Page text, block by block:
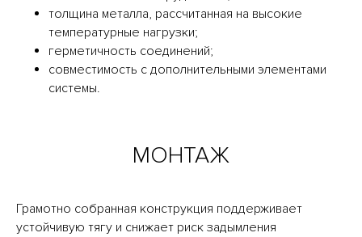
толщина металла, рассчитанная на высокие
температурные нагрузки;
герметичность соединений;
совместимость с дополнительными элементами
системы.
МОНТАЖ
Грамотно собранная конструкция поддерживает
устойчивую тягу и снижает риск задымления
АКСЕССУАРЫ